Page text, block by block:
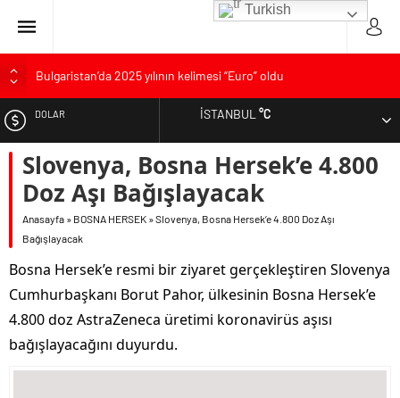
Bulgaristan’da 2025 yılının kelimesi “Euro” oldu
Bulgaristan’dan İspanya’ya destek
Bulgaristan’da hükümet kurma sürecinde son deneme
Bulgaristan’da Emeklilikten Sonra Çalışan Sayısı Artıyor
DOLAR
EURO
ALTIN
İSTANBUL°C
Slovenya, Bosna Hersek’e 4.800
Doz Aşı Bağışlayacak
Anasayfa » BOSNA HERSEK »Slovenya, Bosna Hersek’e 4.800 Doz Aşı
Bağışlayacak
Bosna Hersek’e resmi bir ziyaret gerçekleştiren Slovenya
Cumhurbaşkanı Borut Pahor, ülkesinin Bosna Hersek’e
4.800 doz AstraZeneca üretimi koronavirüs aşısı
bağışlayacağını duyurdu.
Turkish